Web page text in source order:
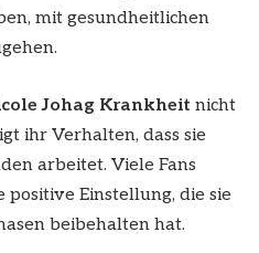
mit gesundheitlichen
Johag Krankheit nicht
ihr Verhalten, dass sie
arbeitet. Viele Fans
Einstellung, die sie
beibehalten hat.